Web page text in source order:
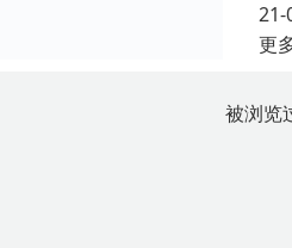
21-
更
被浏览